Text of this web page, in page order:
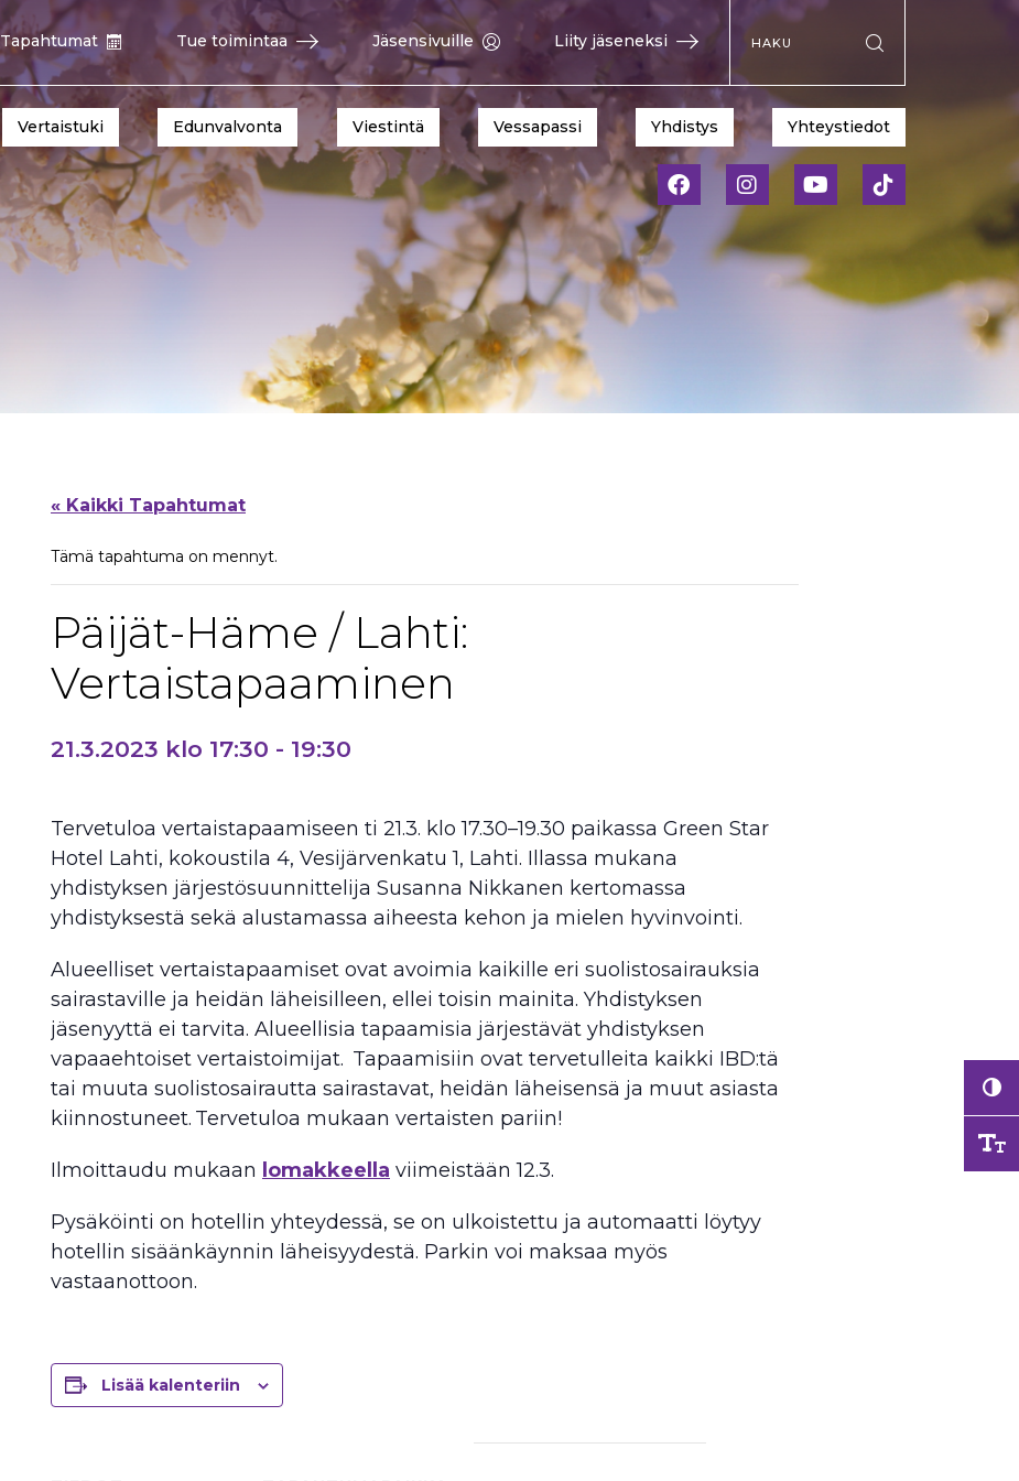
Tapahtumat Tue toimintaa Jäsensivuille Liity jäseneksi
Hae sivustolta
Vertaistuki Edunvalvonta Viestintä Vessapassi Yhdistys Yhteystiedot
« Kaikki Tapahtumat
Tämä tapahtuma on mennyt.
Päijät-Häme / Lahti:
Vertaistapaaminen
21.3.2023 klo 17:30 - 19:30
Tervetuloa vertaistapaamiseen ti 21.3. klo 17.30–19.30 paikassa Green Star
Hotel Lahti, kokoustila 4, Vesijärvenkatu 1, Lahti. Illassa mukana
yhdistyksen järjestösuunnittelija Susanna Nikkanen kertomassa
yhdistyksestä sekä alustamassa aiheesta kehon ja mielen hyvinvointi.
Alueelliset vertaistapaamiset ovat avoimia kaikille eri suolistosairauksia
sairastaville ja heidän läheisilleen, ellei toisin mainita. Yhdistyksen
jäsenyyttä ei tarvita. Alueellisia tapaamisia järjestävät yhdistyksen
vapaaehtoiset vertaistoimijat. Tapaamisiin ovat tervetulleita kaikki IBD:tä
tai muuta suolistosairautta sairastavat, heidän läheisensä ja muut asiasta
kiinnostuneet. Tervetuloa mukaan vertaisten pariin!
Ilmoittaudu mukaan lomakkeella viimeistään 12.3.
Pysäköinti on hotellin yhteydessä, se on ulkoistettu ja automaatti löytyy
hotellin sisäänkäynnin läheisyydestä. Parkin voi maksaa myös
vastaanottoon.
Lisää kalenteriin